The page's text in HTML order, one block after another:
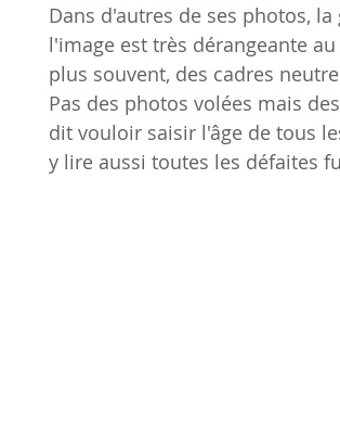
Dans d'autres de ses photos,
l'image est très dérangeante
plus souvent, des cadres
Pas des photos volées mais
dit vouloir saisir l'âge de tous
y lire aussi toutes les défaites